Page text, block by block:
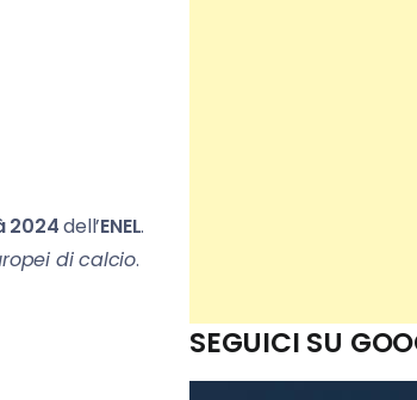
2024dell’ENEL.
di calcio.
SEGUICI SU